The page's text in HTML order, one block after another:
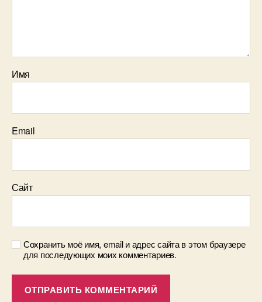
Имя
Email
Сайт
Сохранить моё имя, email и адрес сайта в этом браузере
для последующих моих комментариев.